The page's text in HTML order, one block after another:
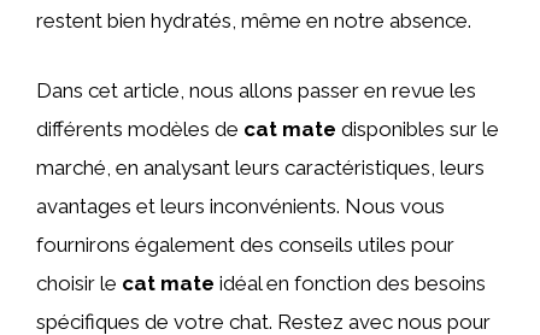
restent bien hydratés, même en notre absence.
Dans cet article, nous allons passer en revue les
différents modèles de cat mate disponibles sur le
marché, en analysant leurs caractéristiques, leurs
avantages et leurs inconvénients. Nous vous
fournirons également des conseils utiles pour
choisir le cat mate idéal en fonction des besoins
spécifiques de votre chat. Restez avec nous pour